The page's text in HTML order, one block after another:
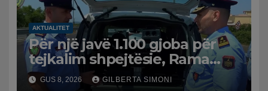
AKTUALITET
Për një javë 1.100 gjoba për
tejkalim shpejtësie, Rama
publikon videon: Kamerat e
GUS 8, 2026 GILBERTA SIMONI